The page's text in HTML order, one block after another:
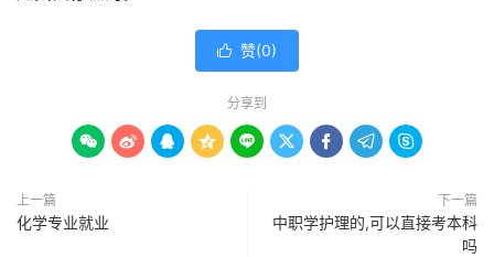
 赞(0)
分享到
        
上一篇
化学专业就业
下一篇
中职学护理的,可以直接考本科
吗